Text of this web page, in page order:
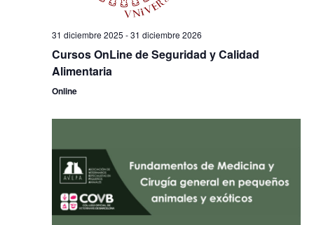
31 diciembre 2025 -31 diciembre 2026
Cursos OnLine de Seguridad y Calidad
Alimentaria
Online